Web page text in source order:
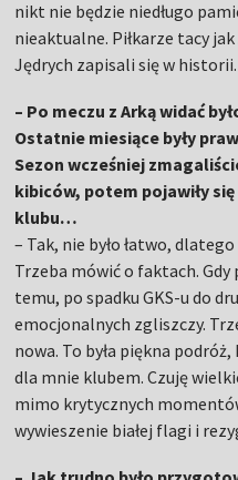
nikt nie będzie niedługo
nieaktualne. Piłkarze tacy jak
Jędrych zapisali się w historii.
– Po meczu z Arką widać
Ostatnie miesiące były
Sezon wcześniej
kibiców, potem pojawiły
klubu…
– Tak, nie było łatwo,
Trzeba mówić o faktach.
temu, po spadku GKS-u do
emocjonalnych zgliszczy.
nowa. To była piękna
dla mnie klubem. Czuję
mimo krytycznych
wywieszenie białej flagi i